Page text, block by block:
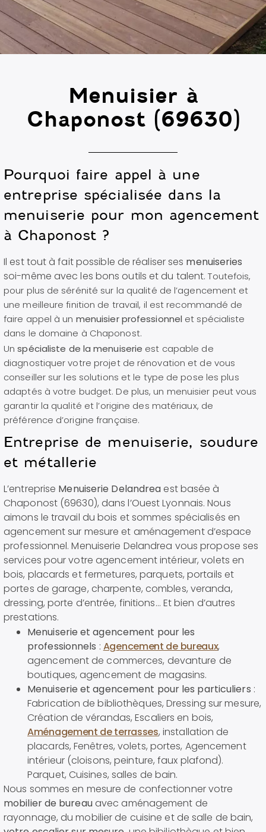
Menuisier à
Chaponost (69630)
Pourquoi faire appel à une
entreprise spécialisée dans la
menuiserie pour mon agencement
à Chaponost ?
Il est tout à fait possible de réaliser ses menuiseries
soi-même avec les bons outils et du talent.Toutefois,
pour plus de sérénité sur la qualité de l’agencement et
une meilleure finition de travail, il est recommandé de
faire appel à un menuisier professionnel et spécialiste
dans le domaine à Chaponost.
Unspécialiste de la menuiserie est capable de
diagnostiquer votre projet de rénovation et de vous
conseiller sur les solutions et le type de pose les plus
adaptés à votre budget. De plus, un menuisier peut vous
garantir la qualité et l’origine des matériaux, de
préférence d’origine française.
Entreprise de menuiserie, soudure
et métallerie
L’entreprise Menuiserie Delandreaest basée à
Chaponost (69630), dans l’Ouest Lyonnais. Nous
aimons le travail du bois et sommes spécialisés en
agencement sur mesure et aménagement d’espace
professionnel. Menuiserie Delandrea vous propose ses
services pour votre agencement intérieur, volets en
bois, placards et fermetures, parquets, portails et
portes de garage, charpente, combles, veranda,
dressing, porte d’entrée, finitions… Et bien d’autres
prestations.
Menuiserie et agencement pour les
professionnels : Agencement de bureaux,
agencement de commerces, devanture de
boutiques, agencement de magasins.
Menuiserie et agencement pour les particuliers :
Fabrication de bibliothèques, Dressing sur mesure,
Création de vérandas, Escaliers en bois,
Aménagement de terrasses, installation de
placards, Fenêtres, volets, portes, Agencement
intérieur (cloisons, peinture, faux plafond).
Parquet, Cuisines, salles de bain.
Nous sommes en mesure de confectionner votre
mobilier de bureauavec aménagement de
rayonnage, du mobilier de cuisine et de salle de bain,